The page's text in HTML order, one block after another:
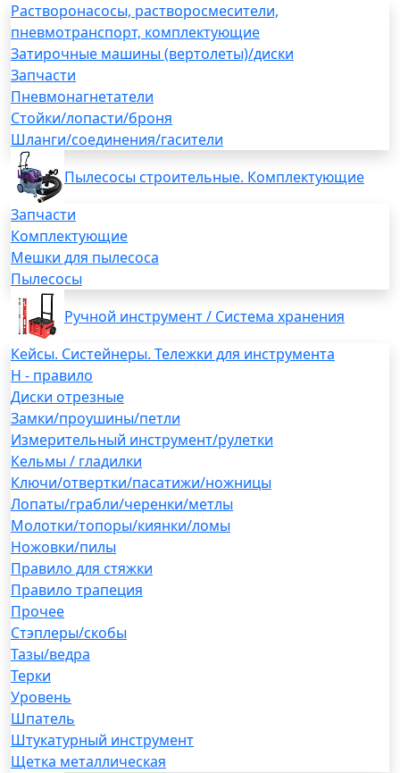
Растворонасосы, растворосмесители,
пневмотранспорт, комплектующие
Затирочные машины (вертолеты)/диски
Запчасти
Пневмонагнетатели
Стойки/лопасти/броня
Шланги/соединения/гасители
Пылесосы строительные. Комплектующие
Запчасти
Комплектующие
Мешки для пылесоса
Пылесосы
Ручной инструмент / Система хранения
Кейсы. Систейнеры. Тележки для инструмента
H - правило
Диски отрезные
Замки/проушины/петли
Измерительный инструмент/рулетки
Кельмы / гладилки
Ключи/отвертки/пасатижи/ножницы
Лопаты/грабли/черенки/метлы
Молотки/топоры/киянки/ломы
Ножовки/пилы
Правило для стяжки
Правило трапеция
Прочее
Стэплеры/скобы
Тазы/ведра
Терки
Уровень
Шпатель
Штукатурный инструмент
Щетка металлическая